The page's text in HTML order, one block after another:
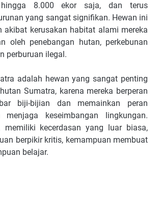
8.000 ekor saja, dan terus
yang sangat signifikan. Hewan ini
akibat kerusakan habitat alami mereka
oleh penebangan hutan, perkebunan
perburuan ilegal.
adalah hewan yang sangat penting
Sumatra, karena mereka berperan
biji-bijian dan memainkan peran
keseimbangan lingkungan.
kecerdasan yang luar biasa,
berpikir kritis, kemampuan membuat
belajar.